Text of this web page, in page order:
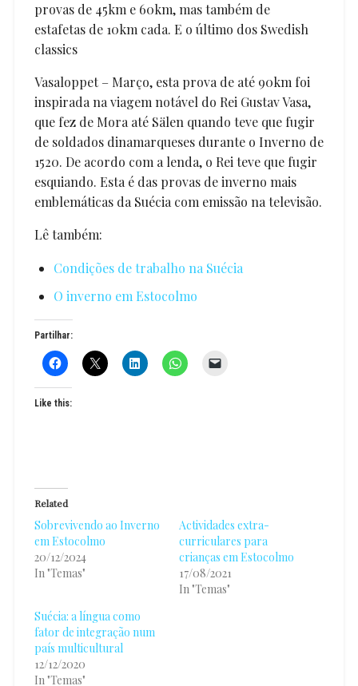
provas de 45km e 60km, mas também de
estafetas de 10km cada. E o último dos Swedish
classics
Vasaloppet – Março, esta prova de até 90km foi
inspirada na viagem notável do Rei Gustav Vasa,
que fez de Mora até Sälen quando teve que fugir
de soldados dinamarqueses durante o Inverno de
1520. De acordo com a lenda, o Rei teve que fugir
esquiando. Esta é das provas de inverno mais
emblemáticas da Suécia com emissão na televisão.
Lê também:
Condições de trabalho na Suécia
O inverno em Estocolmo
Partilhar:
Like this:
Related
Sobrevivendo ao Inverno
em Estocolmo
20/12/2024
In "Temas"
Actividades extra-
curriculares para
crianças em Estocolmo
17/08/2021
In "Temas"
Suécia: a língua como
fator de integração num
país multicultural
12/12/2020
In "Temas"